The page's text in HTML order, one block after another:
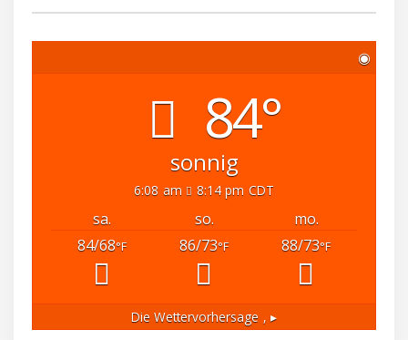
◉
84°
sonnig
6:08 am 8:14 pm CDT
sa. so.
mo.
84/68°F 86/73°F 88/73°F
Die Wettervorhersage , ▸